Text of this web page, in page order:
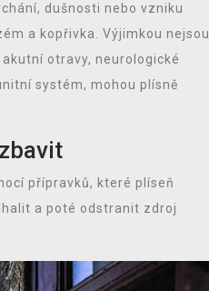
dušnosti nebo vzniku
a kopřivka. Výjimkou nejsou
otravy, neurologické
systém, mohou plísně
přípravků, které plíseň
a poté odstranit zdroj